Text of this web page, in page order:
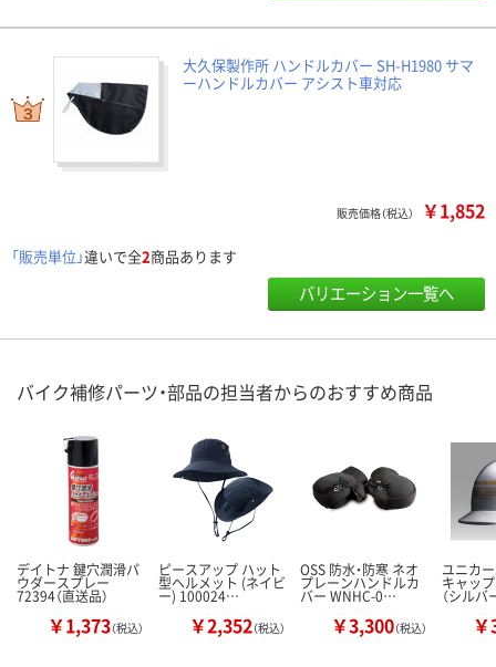
大久保製作所 ハンドルカバー SH-H1980 サマ
ーハンドルカバー アシスト車対応
販売価格（税込） ￥1,852
「販売単位」違いで全2商品あります
バリエーション一覧へ
バイク補修パーツ・部品の担当者からのおすすめ商品
デイトナ 鍵穴潤滑パ
ウダースプレー
72394（直送品）
￥1,373（税込）
ピースアップ ハット
型ヘルメット (ネイビ
ー) 100024…
￥2,352（税込）
OSS 防水・防寒 ネオ
プレーンハンドルカ
バー WNHC-0…
￥3,300（税込）
ユニカ
キャッ
（シルバ